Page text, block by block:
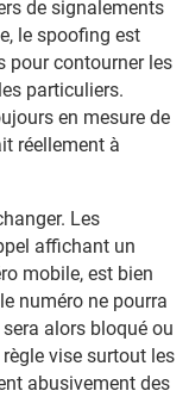
de signalements
le spoofing est
pour contourner les
particuliers.
en mesure de
réellement à
Les
affichant un
mobile, est bien
numéro ne pourra
alors bloqué ou
vise surtout les
abusivement des